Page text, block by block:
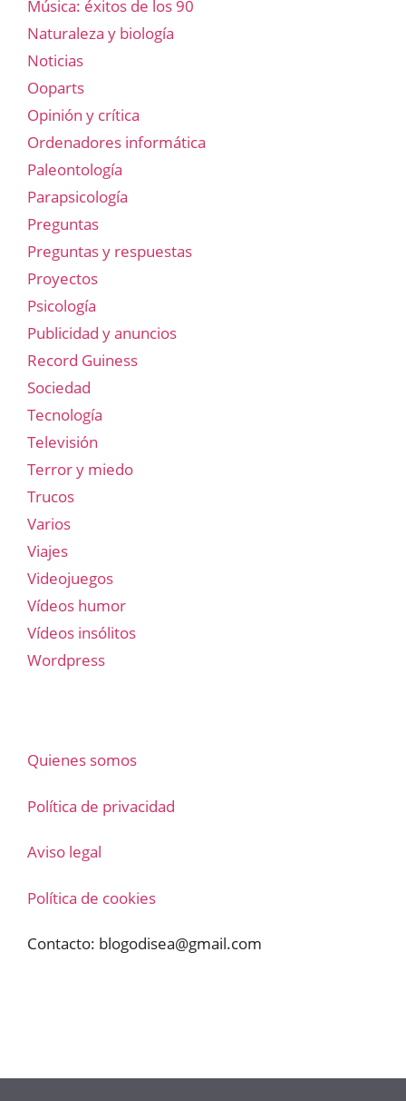
Música: éxitos de los 90
Naturaleza y biología
Noticias
Ooparts
Opinión y crítica
Ordenadores informática
Paleontología
Parapsicología
Preguntas
Preguntas y respuestas
Proyectos
Psicología
Publicidad y anuncios
Record Guiness
Sociedad
Tecnología
Televisión
Terror y miedo
Trucos
Varios
Viajes
Videojuegos
Vídeos humor
Vídeos insólitos
Wordpress
Quienes somos
Política de privacidad
Aviso legal
Política de cookies
Contacto: blogodisea@gmail.com